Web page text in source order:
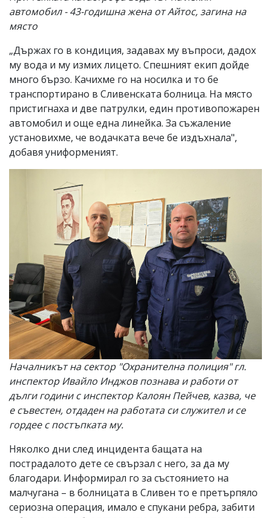
автомобил - 43-годишна жена от Айтос, загина на
място
„Държах го в кондиция, задавах му въпроси, дадох
му вода и му измих лицето. Спешният екип дойде
много бързо. Качихме го на носилка и то бе
транспортирано в Сливенската болница. На място
пристигнаха и две патрулки, един противопожарен
автомобил и още една линейка. За съжаление
установихме, че водачката вече бе издъхнала",
добавя униформеният.
Началникът на сектор "Охранителна полиция" гл.
инспектор Ивайло Инджов познава и работи от
дълги години с инспектор Калоян Пейчев, казва, че
е съвестен, отдаден на работата си служител и се
гордее с постъпката му.
Няколко дни след инцидента бащата на
пострадалото дете се свързал с него, за да му
благодари. Информирал го за състоянието на
малчугана – в болницата в Сливен то е претърпяло
сериозна операция, имало е спукани ребра, забити